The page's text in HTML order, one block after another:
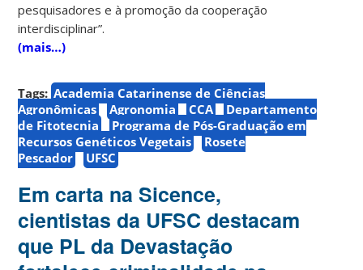
pesquisadores e à promoção da cooperação
interdisciplinar”.
(mais…)
Tags: Academia Catarinense de Ciências
Agronômicas
Agronomia CCA
Departamento
de Fitotecnia
Programa de Pós-Graduação em
Recursos Genéticos Vegetais
Rosete
Pescador
UFSC
Em carta na Sicence,
cientistas da UFSC destacam
que PL da Devastação